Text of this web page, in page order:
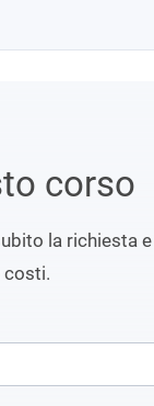
corso
la richiesta
costi.